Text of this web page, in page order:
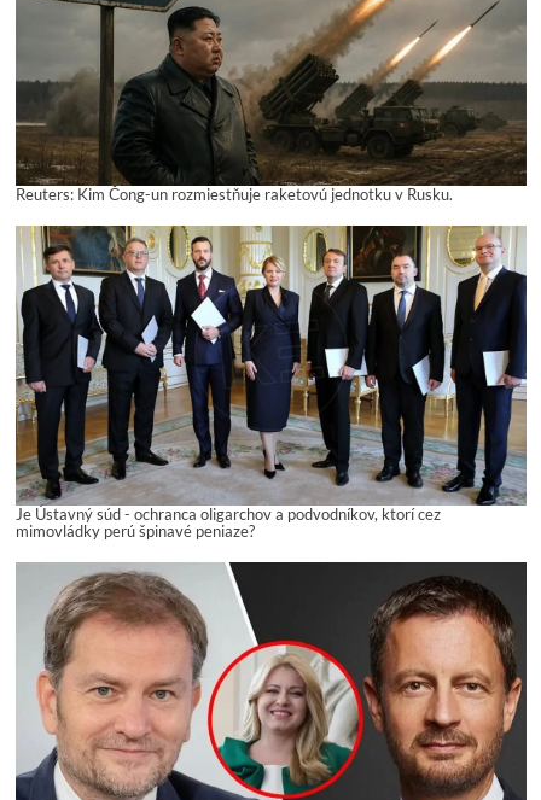
Reuters: Kim Čong-un rozmiestňuje raketovú jednotku v Rusku.
Je Ústavný súd - ochranca oligarchov a podvodníkov, ktorí cez
mimovládky perú špinavé peniaze?